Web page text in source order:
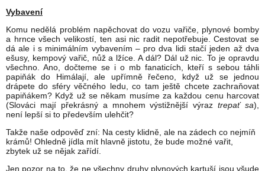
Vybavení
Komu nedělá problém napěchovat do vozu vařiče, plynové bomby
a hrnce všech velikostí, ten asi nic radit nepotřebuje. Cestovat se
dá ale i s minimálním vybavením – pro dva lidi stačí jeden až dva
ešusy, kempový vařič, nůž a lžíce. A dál? Dál už nic. To je opravdu
všechno. Ano, dočteme se i o mb fanaticích, kteří s sebou táhli
papiňák do Himálají, ale upřímně řečeno, když už se jednou
drápete do sféry věčného ledu, co tam ještě chcete zachraňovat
papiňákem? Když už se někam musíme za každou cenu harcovat
(Slováci mají překrásný a mnohem výstižnější výraztrepať sa),
není lepší si to především ulehčit?
Takže naše odpověď zní: Na cesty klidně, ale na zádech co nejmíň
krámů! Ohledně jídla mít hlavně jistotu, že bude možné vařit,
zbytek už se nějak zařídí.
Jen pozor na to, že ne všechny druhy plynových kartuší jsou všude